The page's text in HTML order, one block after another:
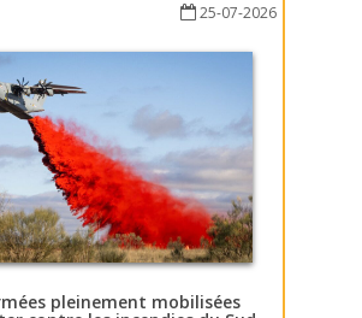
25-07-2026
pleinement mobilisées